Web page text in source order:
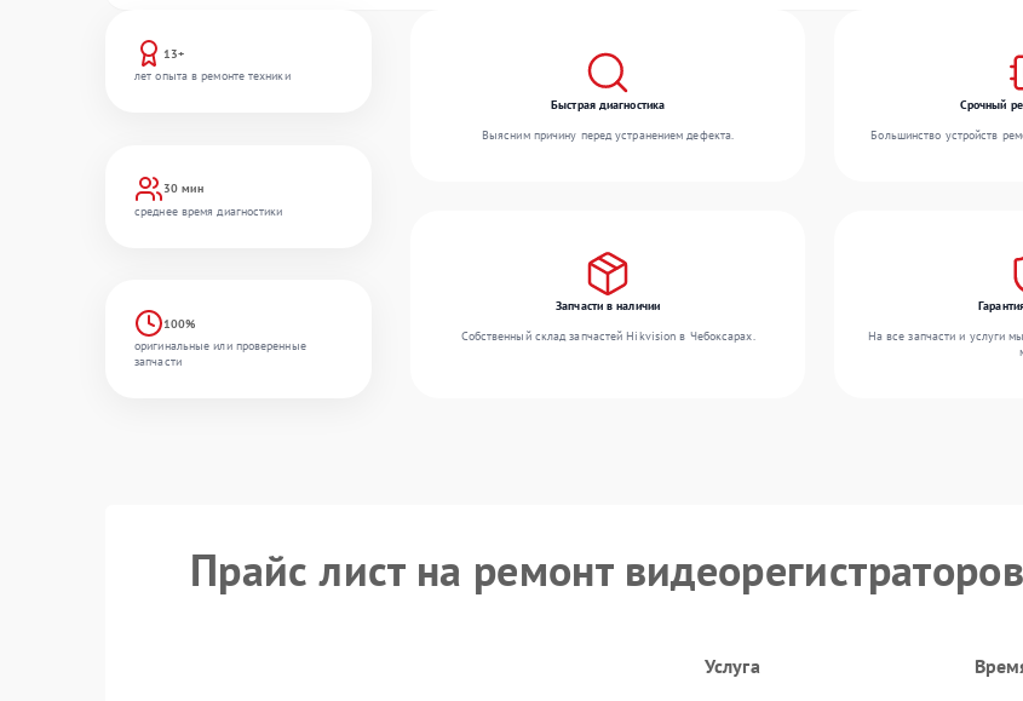
13+
лет опыта в ремонте техники
30 мин
среднее время диагностики
100%
оригинальные или проверенные
запчасти
Быстрая диагностика
Выясним причину перед устранением дефекта.
Срочный
Большинство устройств
Запчасти в наличии
Собственный склад запчастей Hikvision в Чебоксарах.
На все запчасти и услуги
Прайс лист на ремонт
Услуга